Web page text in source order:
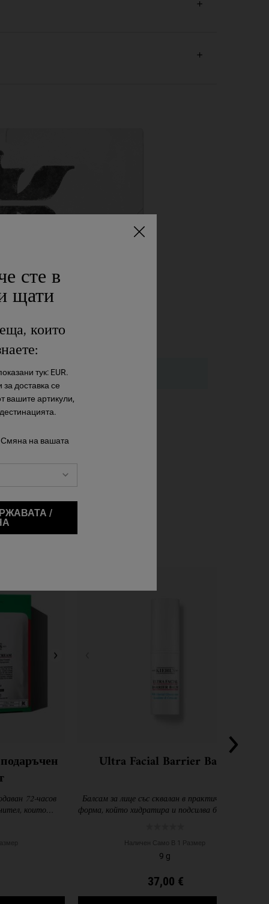
72-часов
които
Ultra Facial Barrier Balm
Балсам за лице със сквалан в практична стик
форма, който хидратира и подсилва бариерата
Наличен Само В 1 Размер
9 g
37,00 €
сте в
щати
които
тук: EUR.
доставка се
вашите артикули,
на вашата
/